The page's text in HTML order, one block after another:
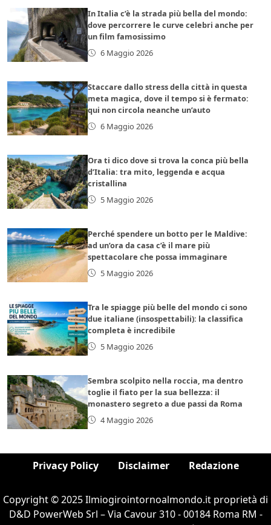
In Italia c’è la strada più bella del mondo:
dove percorrere le curve celebri anche per
un film famosissimo
6 Maggio 2026
Staccare dallo stress della città in questa
meta magica, dove il tempo si è fermato:
qui non circola neanche un’auto
6 Maggio 2026
Ora ti dico dove si trova la conca più bella
d’Italia: tra mito, leggenda e acqua
cristallina
5 Maggio 2026
Perché spendere un botto per le Maldive:
ad un’ora da casa c’è il mare più
spettacolare che possa immaginare
5 Maggio 2026
Tra le spiagge più belle del mondo ci sono
due italiane (insospettabili): la classifica
completa è incredibile
5 Maggio 2026
Sembra scolpito nella roccia, ma dentro
toglie il fiato per la sua bellezza: il
monastero segreto a due passi da Roma
4 Maggio 2026
Privacy Policy Disclaimer Redazione
Copyright © 2025 Ilmiogirointornoalmondo.it proprietà di
D&D PowerWeb Srl – Via Cavour 310 - 00184 Roma RM -